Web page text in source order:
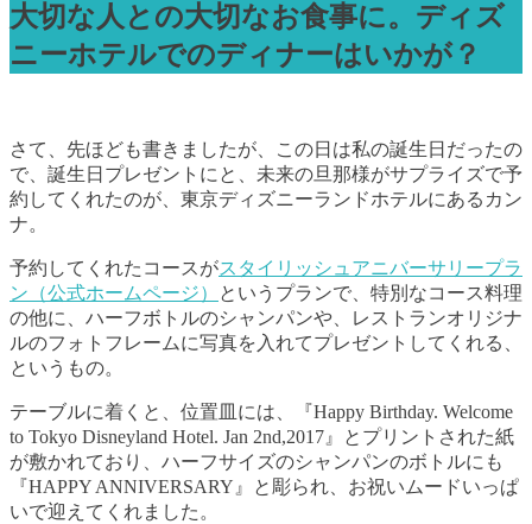
大切な人との大切なお食事に。ディズ
ニーホテルでのディナーはいかが？
さて、先ほども書きましたが、この日は私の誕生日だったの
で、誕生日プレゼントにと、未来の旦那様がサプライズで予
約してくれたのが、東京ディズニーランドホテルにあるカン
ナ。
予約してくれたコースがスタイリッシュアニバーサリープラ
ン（公式ホームページ）
というプランで、特別なコース料理
の他に、ハーフボトルのシャンパンや、レストランオリジナ
ルのフォトフレームに写真を入れてプレゼントしてくれる、
というもの。
テーブルに着くと、位置皿には、『Happy Birthday. Welcome
to Tokyo Disneyland Hotel. Jan 2nd,2017』とプリントされた紙
が敷かれており、ハーフサイズのシャンパンのボトルにも
『HAPPY ANNIVERSARY』と彫られ、お祝いムードいっぱ
いで迎えてくれました。